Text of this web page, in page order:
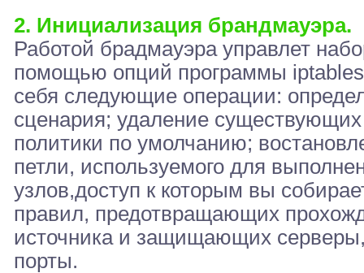
2. Инициализация брандмауэра.
Работой брадмауэра управлет
помощью опций программы
себя следующие операции:
сценария; удаление
политики по умолчанию;
петли, используемого для
узлов,доступ к которым вы
правил, предотвращающих
источника и защищающих
порты.